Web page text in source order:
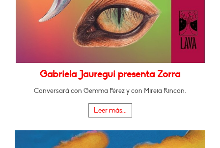
Gabriela Jauregui presenta Zorra
Conversará con Gemma Pérez y con Mireia Rincón.
Leer más...